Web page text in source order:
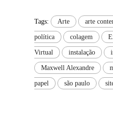
Tags: Arte arte
política colagem
Virtual instalação
Maxwell Alexandre
papel são paulo